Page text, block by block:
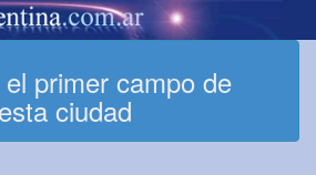
primer campo de
ciudad